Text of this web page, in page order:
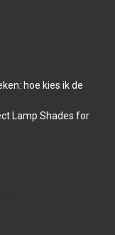
hoe kies ik de
Lamp Shades for